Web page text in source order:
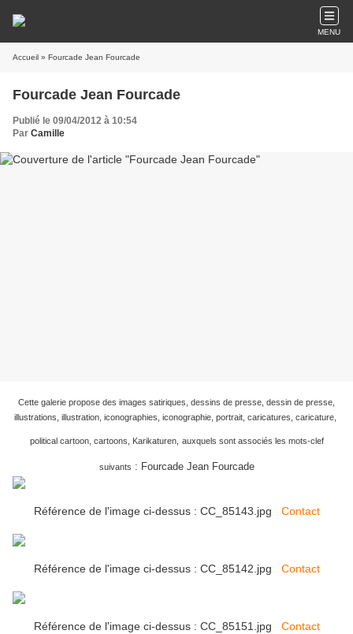
MENU
Accueil » Fourcade Jean Fourcade
Fourcade Jean Fourcade
Publié le 09/04/2012 à 10:54
Par Camille
Cette galerie propose des images satiriques, dessins de presse, dessin de presse,
illustrations, illustration, iconographies, iconographie, portrait, caricatures, caricature,
political cartoon, cartoons, Karikaturen, auxquels sont associés les mots-clef
suivants : Fourcade Jean Fourcade
Référence de l'image ci-dessus : CC_85143.jpg Contact
Référence de l'image ci-dessus : CC_85142.jpg Contact
Référence de l'image ci-dessus : CC_85151.jpg Contact